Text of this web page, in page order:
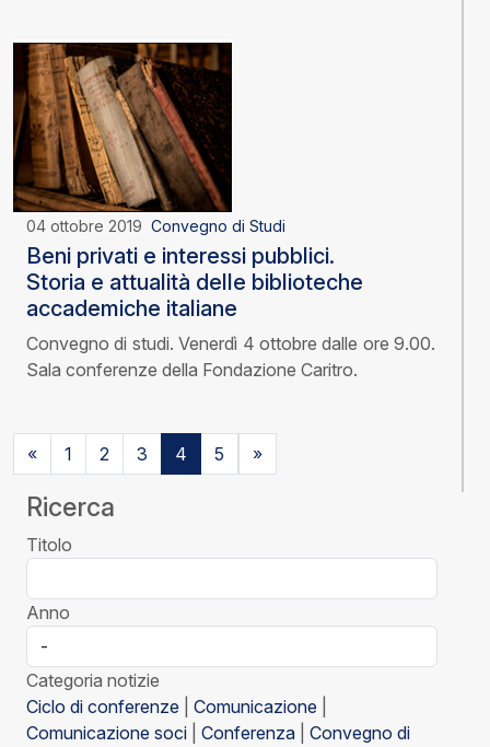
04 ottobre 2019 Convegno di Studi
Beni privati e interessi pubblici.
Storia e attualità delle biblioteche
accademiche italiane
Convegno di studi. Venerdì 4 ottobre dalle ore 9.00.
Sala conferenze della Fondazione Caritro.
« 1 2 3 4 5 »
Ricerca
Titolo
Anno
Categoria notizie
Ciclo di conferenze
Comunicazione
Comunicazione soci
Conferenza
Convegno di